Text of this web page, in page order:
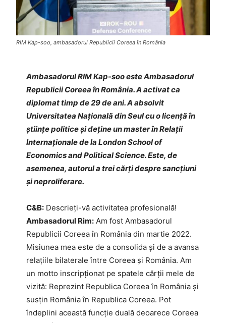
RIM Kap-soo, ambasadorul Republicii Coreea în România
Ambasadorul RIM Kap-soo este Ambasadorul
Republicii Coreea în România. A activat ca
diplomat timp de 29 de ani. A absolvit
Universitatea Națională din Seul cu o licență în
științe politice și deține un master în Relații
Internaționale de la London School of
Economics and Political Science. Este, de
asemenea, autorul a trei cărți despre sancțiuni
și neproliferare.
C&B: Descrieți-vă activitatea profesională!
Ambasadorul Rim: Am fost Ambasadorul
Republicii Coreea în România din martie 2022.
Misiunea mea este de a consolida și de a avansa
relațiile bilaterale între Coreea și România. Am
un motto inscripționat pe spatele cărții mele de
vizită: Reprezint Republica Coreea în România și
susțin România în Republica Coreea. Pot
îndeplini această funcție duală deoarece Coreea